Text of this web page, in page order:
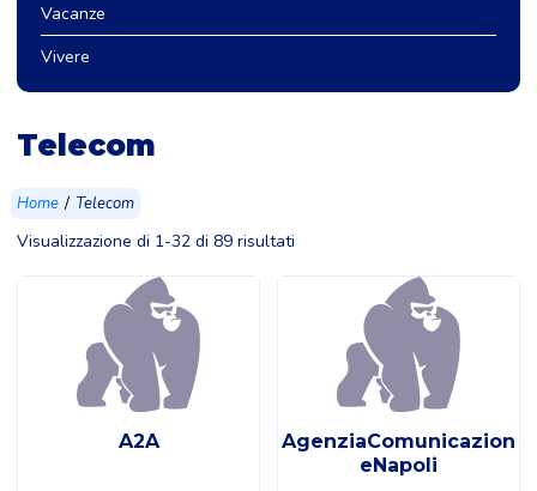
Vacanze
Vivere
Telecom
Home / Telecom
Visualizzazione di 1-32 di 89 risultati
A2A
AgenziaComunicazion
eNapoli